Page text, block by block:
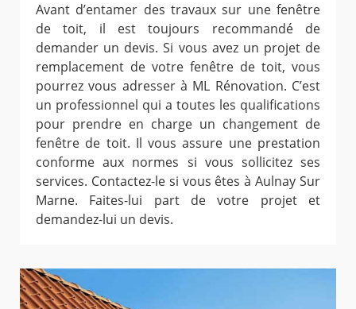
Avant d’entamer des travaux sur une fenêtre
de toit, il est toujours recommandé de
demander un devis. Si vous avez un projet de
remplacement de votre fenêtre de toit, vous
pourrez vous adresser à ML Rénovation. C’est
un professionnel qui a toutes les qualifications
pour prendre en charge un changement de
fenêtre de toit. Il vous assure une prestation
conforme aux normes si vous sollicitez ses
services. Contactez-le si vous êtes à Aulnay Sur
Marne. Faites-lui part de votre projet et
demandez-lui un devis.